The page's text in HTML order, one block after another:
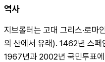
역사
지브롤터는 고대 그리스·로마
의 산에서 유래). 1462년 스페
1967년과 2002년 국민투표